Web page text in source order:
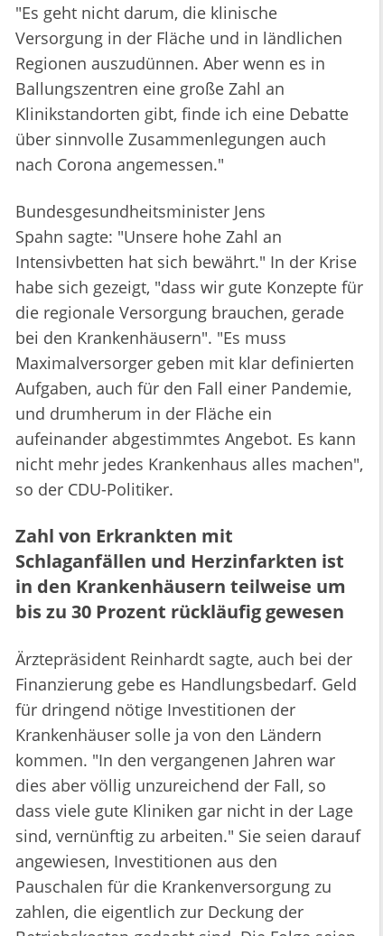
"Es geht nicht darum, die klinische
Versorgung in der Fläche und in ländlichen
Regionen auszudünnen. Aber wenn es in
Ballungszentren eine große Zahl an
Klinikstandorten gibt, finde ich eine Debatte
über sinnvolle Zusammenlegungen auch
nach Corona angemessen."
Bundesgesundheitsminister Jens
Spahn sagte: "Unsere hohe Zahl an
Intensivbetten hat sich bewährt." In der Krise
habe sich gezeigt, "dass wir gute Konzepte für
die regionale Versorgung brauchen, gerade
bei den Krankenhäusern". "Es muss
Maximalversorger geben mit klar definierten
Aufgaben, auch für den Fall einer Pandemie,
und drumherum in der Fläche ein
aufeinander abgestimmtes Angebot. Es kann
nicht mehr jedes Krankenhaus alles machen",
so der CDU-Politiker.
Zahl von Erkrankten mit
Schlaganfällen und Herzinfarkten ist
in den Krankenhäusern teilweise um
bis zu 30 Prozent rückläufig gewesen
Ärztepräsident Reinhardt sagte, auch bei der
Finanzierung gebe es Handlungsbedarf. Geld
für dringend nötige Investitionen der
Krankenhäuser solle ja von den Ländern
kommen. "In den vergangenen Jahren war
dies aber völlig unzureichend der Fall, so
dass viele gute Kliniken gar nicht in der Lage
sind, vernünftig zu arbeiten." Sie seien darauf
angewiesen, Investitionen aus den
Pauschalen für die Krankenversorgung zu
zahlen, die eigentlich zur Deckung der